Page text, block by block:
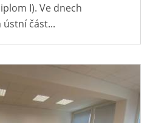
I). Ve dnech
ústní část...